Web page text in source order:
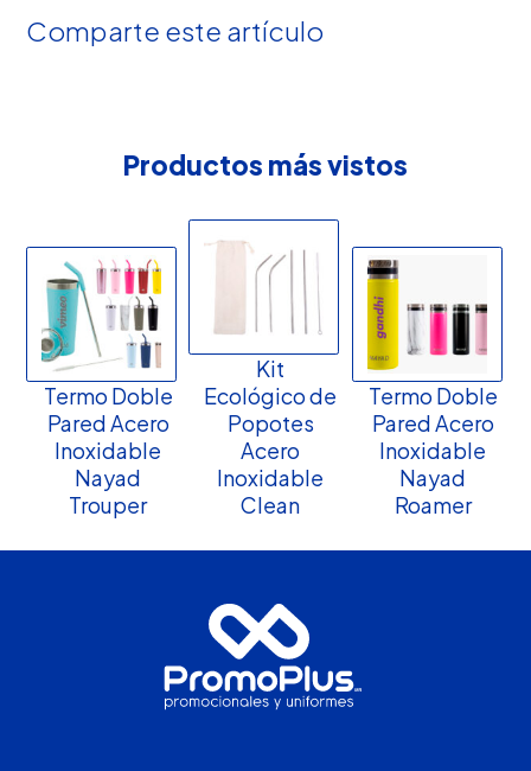
Comparte este artículo
Productos más vistos
Termo Doble
Pared Acero
Inoxidable
Nayad
Trouper
Kit
Ecológico de
Popotes
Acero
Inoxidable
Clean
Termo Doble
Pared Acero
Inoxidable
Nayad
Roamer